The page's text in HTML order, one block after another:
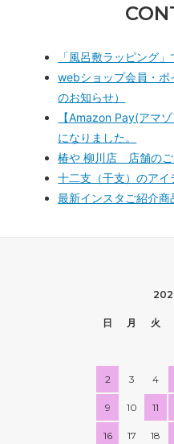
「風呂敷ラッピング
webショップ会員・ポ
のお知らせ）
【Amazon Pay(アマ
になりました。
椿や 柳川店 店舗のご
十二支（干支）のア
最新インスタご紹介商
日 月 火
2 3 4
9 10 11
16 17 18